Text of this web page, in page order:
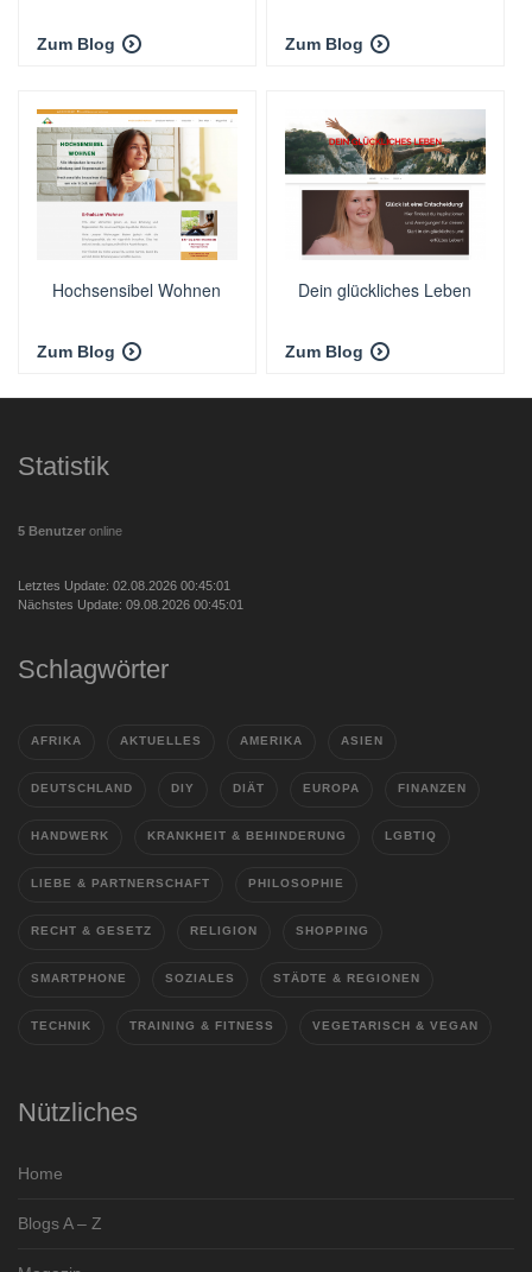
Zum Blog Zum Blog
Hochsensibel Wohnen
Zum Blog
Dein glückliches Leben
Zum Blog
Statistik
5 Benutzer online
Letztes Update: 02.08.2026 00:45:01
Nächstes Update: 09.08.2026 00:45:01
Schlagwörter
AFRIKA AKTUELLES AMERIKA ASIEN
DEUTSCHLAND DIY DIÄT EUROPA FINANZEN
HANDWERK KRANKHEIT & BEHINDERUNG LGBTIQ
LIEBE & PARTNERSCHAFT PHILOSOPHIE
RECHT & GESETZ RELIGION SHOPPING
SMARTPHONE SOZIALES STÄDTE & REGIONEN
TECHNIK TRAINING & FITNESS VEGETARISCH & VEGAN
Nützliches
Home
Blogs A – Z